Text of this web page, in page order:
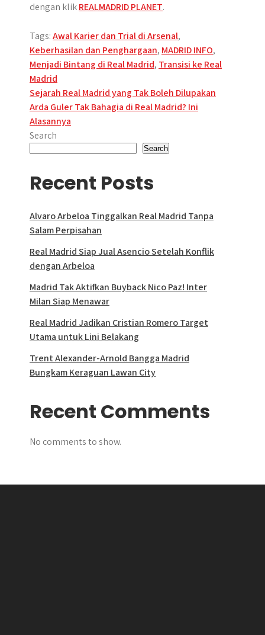
dengan klikREALMADRID PLANET.
Tags:Awal Karier dan Trial di Arsenal,
Keberhasilan dan Penghargaan, MADRID INFO,
Menjadi Bintang di Real Madrid, Transisi ke Real
Madrid
Post
navigation
Sejarah Real Madrid yang Tak Boleh Dilupakan
Arda Guler Tak Bahagia di Real Madrid? Ini
Alasannya
Search
Search
Recent Posts
Alvaro Arbeloa Tinggalkan Real Madrid Tanpa
Salam Perpisahan
Real Madrid Siap Jual Asencio Setelah Konflik
dengan Arbeloa
Madrid Tak Aktifkan Buyback Nico Paz! Inter
Milan Siap Menawar
Real Madrid Jadikan Cristian Romero Target
Utama untuk Lini Belakang
Trent Alexander-Arnold Bangga Madrid
Bungkam Keraguan Lawan City
Recent Comments
No comments to show.